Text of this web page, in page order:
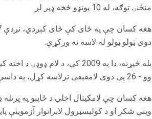
منځنۍ توګه، له 10 پونډو څخه ډیر لږ.
دوی ټولو ټولو له لاسه نه ورکړې.
وو - 26 یې دوی لامقیقی ترلاسه کړل، په داسې حال کې چې 25 یې ځای ځای ترلاسه کړ.
وینې شکر او د کولیسټرول لابراتوار